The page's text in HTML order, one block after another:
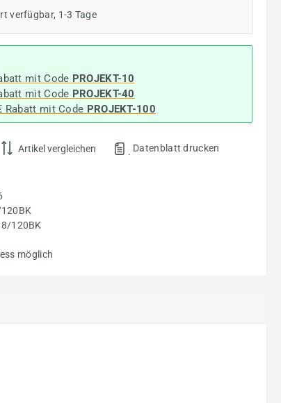
verfügbar, 1-3 Tage
mit Code PROJEKT-10
mit Code PROJEKT-40
Rabatt mit Code PROJEKT-100
Artikel vergleichen . Datenblatt drucken
120BK
möglich